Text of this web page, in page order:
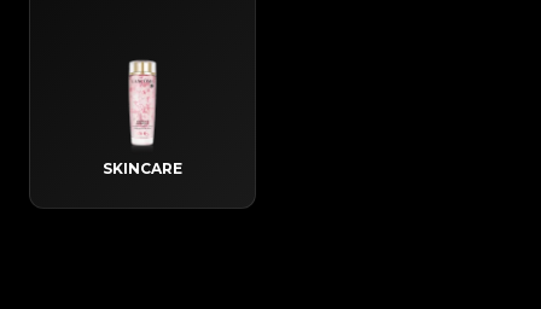
SKINCARE